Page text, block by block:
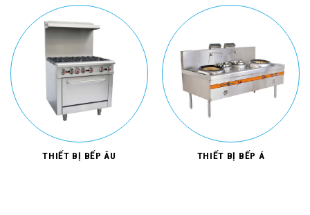
THIẾT BỊ BẾP ÂU THIẾT BỊ BẾP Á